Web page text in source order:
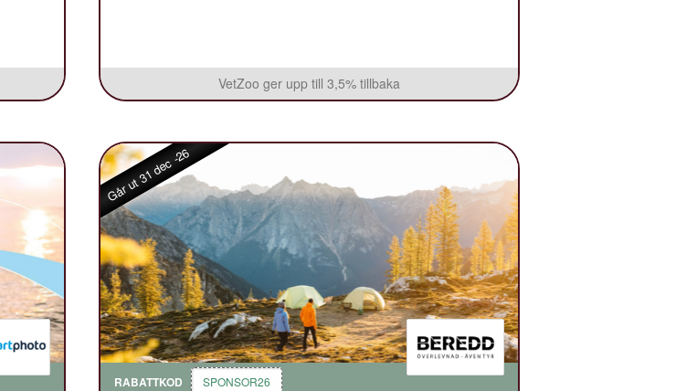
VetZoo ger upp till 3,5% tillbaka
Går ut 31 dec -26
RABATTKOD SPONSOR26